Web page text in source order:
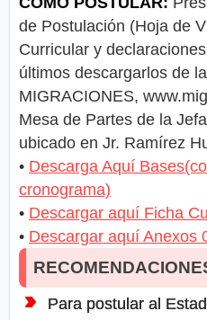
de Postulación (Hoja de
Curricular y
últimos descargarlos de
MIGRACIONES,
Mesa de Partes de la
ubicado en Jr. Ramírez
• Descarga Aquí
cronograma)
• Descargar aquí Ficha
• Descargar aquí Anexos
Para postular al